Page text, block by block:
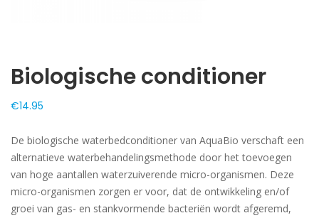
Biologische conditioner
€14.95
De biologische waterbedconditioner van AquaBio verschaft een
alternatieve waterbehandelingsmethode door het toevoegen
van hoge aantallen waterzuiverende micro-organismen. Deze
micro-organismen zorgen er voor, dat de ontwikkeling en/of
groei van gas- en stankvormende bacteriën wordt afgeremd,